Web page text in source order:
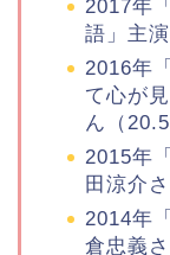
2017年
語」主
2016年
て心が
ん（
2015年
田涼介
2014年
倉忠義